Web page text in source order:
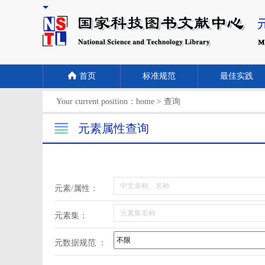
首页 标准规范 最佳实践
Your current position： home > 查询
元素属性查询
元素/属性：
元素集：
元数据规范 ：